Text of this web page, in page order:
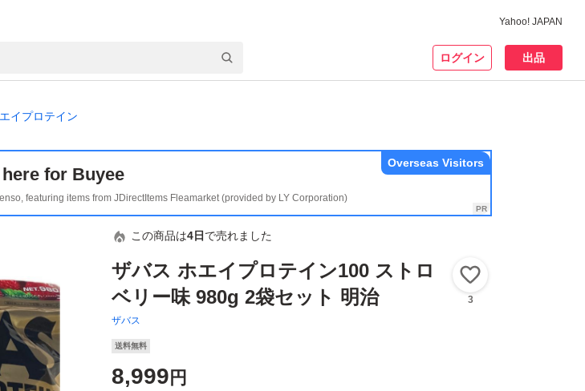
Yahoo! JAPAN
ログイン 出品
イプロテイン
for Buyee
featuring items from JDirectItems Fleamarket (provided by LY Corporation)
Overseas Visitors
この商品は4日 で売れました
ザバス ホエイプロテイン100 ストロ
ベリー味 980g 2袋セット 明治
ザバス
3
送料無料
8,999 円